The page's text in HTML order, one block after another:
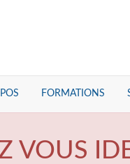
FORMATIONS
VOUS